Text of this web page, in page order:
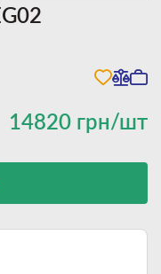
14820 грн/шт